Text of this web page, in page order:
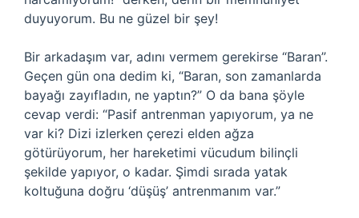
duyuyorum. Bu ne güzel bir şey!
Bir arkadaşım var, adını vermem gerekirse “Baran”.
Geçen gün ona dedim ki, “Baran, son zamanlarda
bayağı zayıfladın, ne yaptın?” O da bana şöyle
cevap verdi: “Pasif antrenman yapıyorum, ya ne
var ki? Dizi izlerken çerezi elden ağza
götürüyorum, her hareketimi vücudum bilinçli
şekilde yapıyor, o kadar. Şimdi sırada yatak
koltuğuna doğru ‘düşüş’ antrenmanım var.”